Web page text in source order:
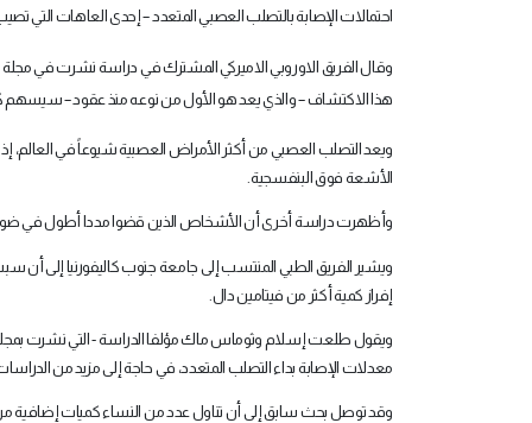
احتمالات الإصابة بالتصلب العصبي المتعدد – إحدى العاهات التي
وقال الفريق الاوروبي الاميركي المشترك في دراسة نشرت في مجلة
هذا الاكتشاف – والذي يعد هو الأول من نوعه منذ عقود – سيسهم
ويعد التصلب العصبي من أكثر الأمراض العصبية شيوعاً في
الأشعة فوق البنفسجية.
وأظهرت دراسة أخرى أن الأشخاص الذين قضوا مددا أطول في
ويشير الفريق الطبي المنتسب إلى جامعة جنوب كاليفورنيا إلى أن
إفراز كمية أكثر من فيتامين دال
ويقول طلعت إسلام وثوماس ماك مؤلفا الدراسة - التي نشرت
معدلات الإصابة بداء التصلب المتعدد، في حاجة إلى مزيد من
وقد توصل بحث سابق إلى أن تناول عدد من النساء كميات إضافية من فيتامين دال، قد جنب نسبة